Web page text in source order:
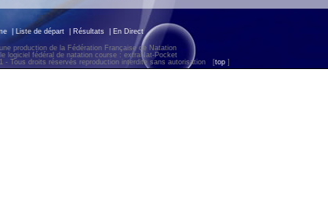
Liste de départ Résultats En Direct
production de la Fédération Française de Natation
logiciel fédéral de natation course : extraNat-Pocket
- Tous droits réservés reproduction interdite sans autorisation
[top ]